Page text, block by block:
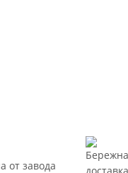
от завода